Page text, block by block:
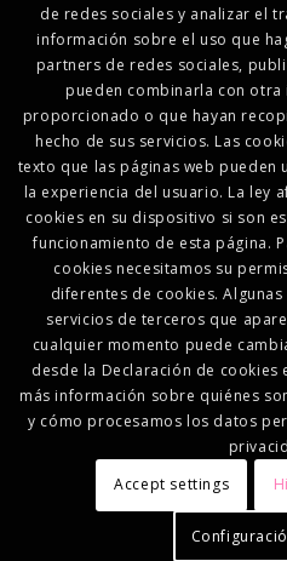
de redes sociales y analizar el
información sobre el uso que
partners de redes sociales,
pueden combinarla con
proporcionado o que hayan
hecho de sus servicios. Las
texto que las páginas web pueden
la experiencia del usuario. La ley
cookies en su dispositivo si son
funcionamiento de esta página.
cookies necesitamos su
diferentes de cookies.
servicios de terceros que
cualquier momento puede
desde la Declaración de cookies
más información sobre quiénes
y cómo procesamos los datos
Accept settings